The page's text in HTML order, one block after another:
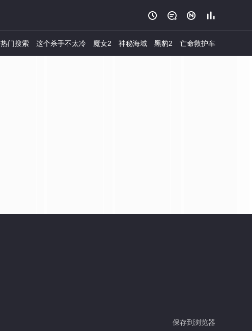
   
热门搜索 这个杀手不太冷 魔女2 神秘海域 黑豹2 亡命救护车
保存到浏览器